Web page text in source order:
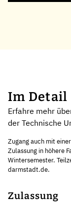
Im Detail
Erfahre mehr
der Technische
Zugang auch mit
Zulassung in höhere
Wintersemester.
darmstadt.de.
Zulassung